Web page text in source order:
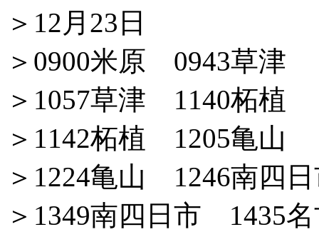
＞12月23日
＞0900米原 0943草津
＞1057草津 1140柘植
＞1142柘植 1205亀山
＞1224亀山 1246南四
＞1349南四日市 1435